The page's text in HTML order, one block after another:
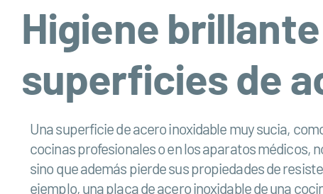
Higiene
superficies de
Una superficie de acero inoxidable muy sucia,
cocinas profesionales o en los aparatos médicos,
sino que además pierde sus propiedades de
ejemplo, una placa de acero inoxidable de una